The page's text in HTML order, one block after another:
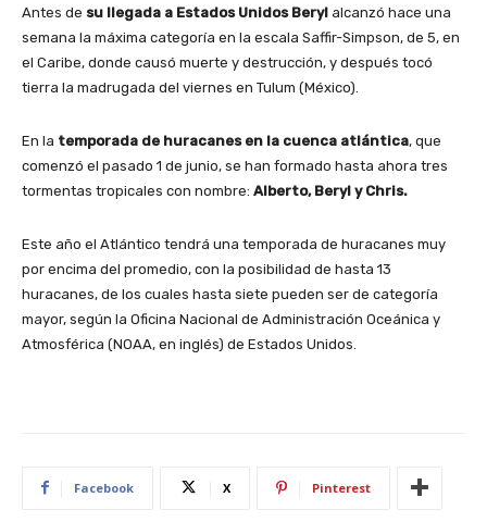
Antes de su llegada a Estados Unidos Beryl alcanzó hace una
semana la máxima categoría en la escala Saffir-Simpson, de 5, en
el Caribe, donde causó muerte y destrucción, y después tocó
tierra la madrugada del viernes en Tulum (México).
En la temporada de huracanes en la cuenca atlántica, que
comenzó el pasado 1 de junio, se han formado hasta ahora tres
tormentas tropicales con nombre: Alberto, Beryl y Chris.
Este año el Atlántico tendrá una temporada de huracanes muy
por encima del promedio, con la posibilidad de hasta 13
huracanes, de los cuales hasta siete pueden ser de categoría
mayor, según la Oficina Nacional de Administración Oceánica y
Atmosférica (NOAA, en inglés) de Estados Unidos.
Facebook X Pinterest